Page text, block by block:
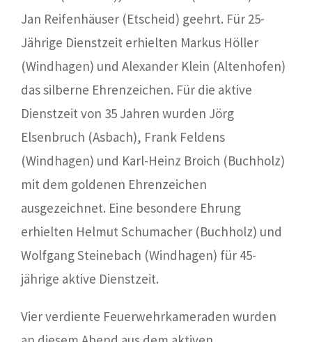
Jan Reifenhäuser (Etscheid) geehrt. Für 25-
Jährige Dienstzeit erhielten Markus Höller
(Windhagen) und Alexander Klein (Altenhofen)
das silberne Ehrenzeichen. Für die aktive
Dienstzeit von 35 Jahren wurden Jörg
Elsenbruch (Asbach), Frank Feldens
(Windhagen) und Karl-Heinz Broich (Buchholz)
mit dem goldenen Ehrenzeichen
ausgezeichnet. Eine besondere Ehrung
erhielten Helmut Schumacher (Buchholz) und
Wolfgang Steinebach (Windhagen) für 45-
jährige aktive Dienstzeit.
Vier verdiente Feuerwehrkameraden wurden